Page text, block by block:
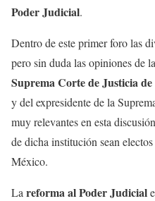
Poder Judicial.
Dentro de este primer foro las
pero sin duda las opiniones de la
Suprema Corte de Justicia
y del expresidente de la
muy relevantes en esta
de dicha institución sean
México.
La reforma al Poder Judicial